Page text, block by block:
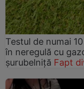
Testul de numai
în neregulă cu
șurubelniță Fapt